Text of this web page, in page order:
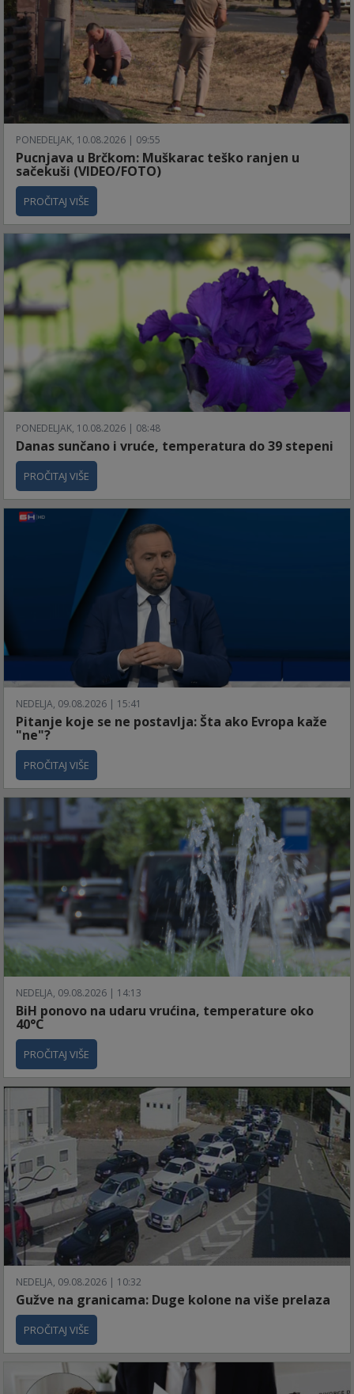
PONEDELJAK, 10.08.2026 | 09:55
Pucnjava u Brčkom: Muškarac teško ranjen u
sačekuši (VIDEO/FOTO)
PROČITAJ VIŠE
PONEDELJAK, 10.08.2026 | 08:48
Danas sunčano i vruće, temperatura do 39 stepeni
PROČITAJ VIŠE
NEDELJA, 09.08.2026 | 15:41
Pitanje koje se ne postavlja: Šta ako Evropa kaže
"ne"?
PROČITAJ VIŠE
NEDELJA, 09.08.2026 | 14:13
BiH ponovo na udaru vrućina, temperature oko
40°C
PROČITAJ VIŠE
NEDELJA, 09.08.2026 | 10:32
Gužve na granicama: Duge kolone na više prelaza
PROČITAJ VIŠE